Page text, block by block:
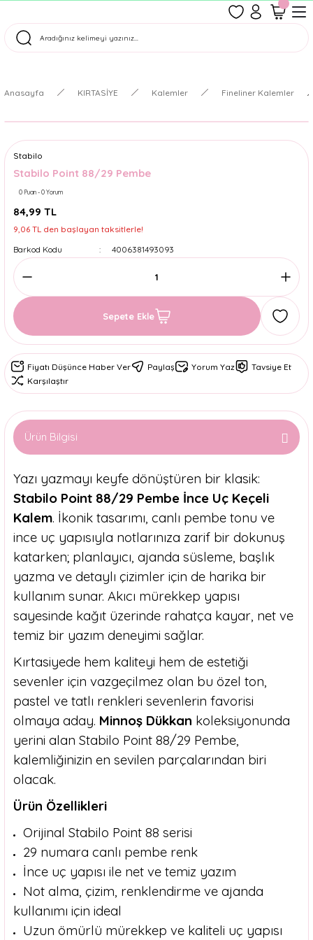
Tüm Siparişler Aynı Gün Kargoda!
Anasayfa KIRTASİYE Kalemler Fineliner Kalemler
Stabilo
Stabilo Point 88/29 Pembe
0 Puan - 0 Yorum
84,99 TL
9,06 TL den başlayan taksitlerle!
Barkod Kodu
4006381493093
Sepete Ekle
Fiyatı Düşünce Haber Ver Paylaş Yorum Yaz
Tavsiye Et
Karşılaştır
Ürün Bilgisi
Yazı yazmayı keyfe dönüştüren bir klasik:
Stabilo Point 88/29 Pembe İnce Uç Keçeli
Kalem. İkonik tasarımı, canlı pembe tonu ve
ince uç yapısıyla notlarınıza zarif bir dokunuş
katarken; planlayıcı, ajanda süsleme, başlık
yazma ve detaylı çizimler için de harika bir
kullanım sunar. Akıcı mürekkep yapısı
sayesinde kağıt üzerinde rahatça kayar, net ve
temiz bir yazım deneyimi sağlar.
Kırtasiyede hem kaliteyi hem de estetiği
sevenler için vazgeçilmez olan bu özel ton,
pastel ve tatlı renkleri sevenlerin favorisi
olmaya aday. Minnoş Dükkan koleksiyonunda
yerini alan Stabilo Point 88/29 Pembe,
kalemliğinizin en sevilen parçalarından biri
olacak.
Ürün Özellikleri
Orijinal Stabilo Point 88 serisi
29 numara canlı pembe renk
İnce uç yapısı ile net ve temiz yazım
Not alma, çizim, renklendirme ve ajanda
kullanımı için ideal
Uzun ömürlü mürekkep ve kaliteli uç yapısı